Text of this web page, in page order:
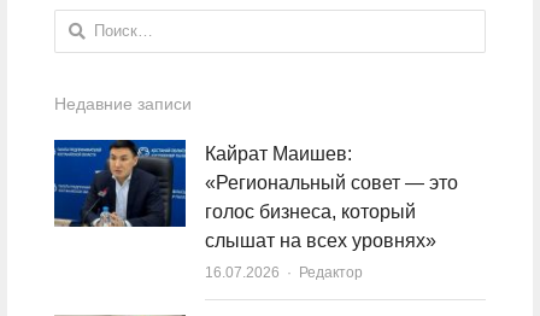
Найти:
Недавние записи
Кайрат Маишев:
«Региональный совет — это
голос бизнеса, который
слышат на всех уровнях»
16.07.2026 Author
Редактор